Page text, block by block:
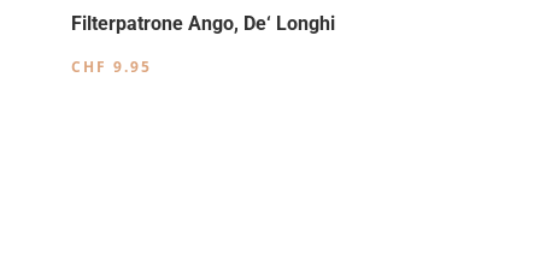
Filterpatrone Ango, De‘ Longhi
CHF 9.95